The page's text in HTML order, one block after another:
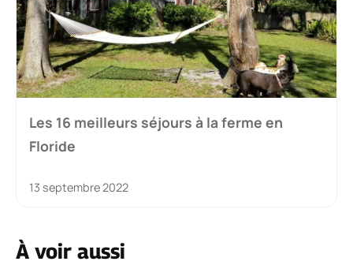
Les 16 meilleurs séjours à la ferme en
Floride
13 septembre 2022
À voir aussi